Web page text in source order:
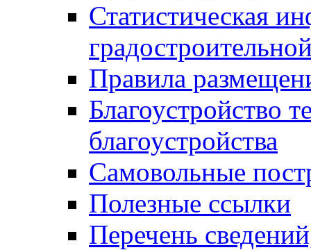
Статистическая
Правила
Благоустройство
благоустройства
Самовольные
Полезные ссылки
Перечень